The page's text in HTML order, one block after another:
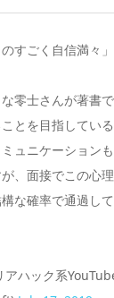
すごく自信満々」
零士さんが著書
とを目指してい
ュニケーションも
、面接でこの心
な確率で通過し
ハック系